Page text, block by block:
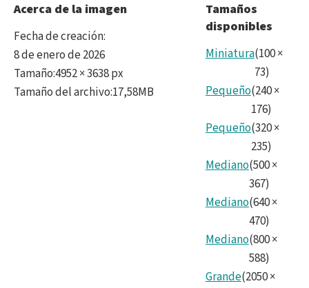
Acerca de la imagen
Fecha de creación:
8 de enero de 2026
Tamaño:4952 × 3638 px
Tamaño del archivo:17,58MB
Tamaños
disponibles
Miniatura(100×
73)
Pequeño(240×
176)
Pequeño(320×
235)
Mediano(500×
367)
Mediano(640×
470)
Mediano(800×
588)
Grande(2050×